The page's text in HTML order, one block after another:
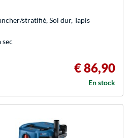
stratifié, Sol dur, Tapis
€ 86,90
En stock